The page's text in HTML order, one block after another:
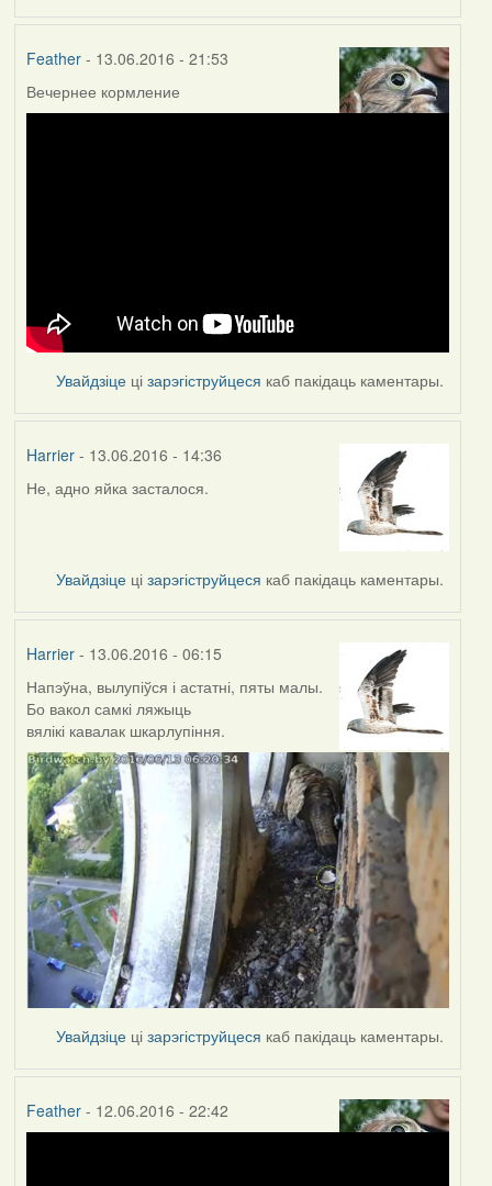
Feather- 13.06.2016 - 21:53
Вечернее кормление
Увайдзіце цізарэгіструйцеся каб пакідаць каментары.
Harrier- 13.06.2016 - 14:36
Не, адно яйка засталося.
Увайдзіце цізарэгіструйцеся каб пакідаць каментары.
Harrier- 13.06.2016 - 06:15
Напэўна, вылупіўся і астатні, пяты малы.
Бо вакол самкі ляжыць
вялікі кавалак шкарлупіння.
Увайдзіце цізарэгіструйцеся каб пакідаць каментары.
Feather- 12.06.2016 - 22:42